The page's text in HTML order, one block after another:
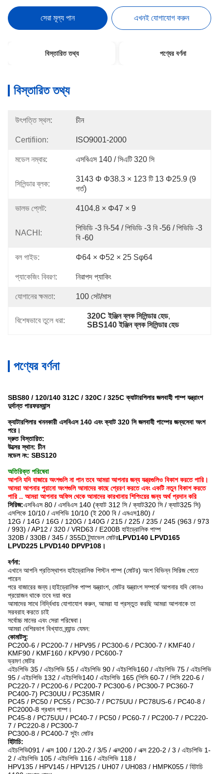
সেরা মূল্য পান এখনই যোগাযোগ করুন
বিস্তারিত তথ্য পণ্যের বর্ণনা
বিস্তারিত তথ্য
উৎপত্তি স্থল: চীন
Certifiion: ISO9001-2000
মডেল নম্বার: এসবিএস 140 / সিএটি 320 সি
সিলিন্ডার ব্লক:
3143 Φ Φ38.3 × 123 টি 13 Φ25.9 (9
গর্ত)
ভালভ প্লেট: 4104.8 × Φ47 × 9
NACHI:
পিভিডি -3 বি-54 / পিভিডি -3 বি -56 / পিভিডি -3
বি -60
বল গাইড: Φ64 × Φ52 × 25 Sφ64
প্যাকেজিং বিবরণ: নিরাপদ প্যাকিং
যোগানের ক্ষমতা: 100 সেট/মাস
বিশেষভাবে তুলে ধরা:
320C ইঞ্জিন ব্লক সিলিন্ডার হেড,
SBS140 ইঞ্জিন ব্লক সিলিন্ডার হেড
পণ্যের বর্ণনা
SBS80 / 120/140 312C / 320C / 325C ক্যাটারপিলার জলবাহী পাম্প যন্ত্রাংশ
দুর্দান্ত পারফরম্যান্স
ক্যাটারপিলার খননকারী এসবিএস 140 এবং ক্যাট 320 সি জলবাহী পাম্পের জন্যসেবা অংশ
পরে।
দ্রুত বিস্তারিত:
উত্সের স্থান: চীন
মডেল নং: SBS120
অতিরিক্ত পরিষেবা
আপনি যদি বাজারে অংশগুলি না পান তবে আমরা আপনার জন্য যন্ত্রগুলিও বিকাশ করতে পারি।
আমরা আপনার পুরানো অংশগুলি আমাদের কাছে প্রেরণ করতে এবং একটি নতুন বিকাশ করতে
পারি .. আমরা আপনার অফিস থেকে আমাদের কারখানায় শিপিংয়ের জন্য অর্থ প্রদান করি
সিরিজ:এসবিএস 80 / এসবিএস 140 (ক্যাট 312 সি / ক্যাট320 সি / ক্যাট325 সি)
এসপিকে 10/10 / এসপিভি 10/10 (ই 200 বি / এমএস180) /
12G / 14G / 16G / 120G / 140G / 215 / 225 / 235 / 245 (963 / 973
/ 993) / AP12 / 320 / VRD63 / E200B হাইড্রোলিক পাম্প
320B / 330B / 345 / 355D ট্র্যাভেল মোটরLPVD140 LPVD165
LPVD225 LPVD140 DPVP108।
বর্ণনা:
এখানে আপনি প্রতিস্থাপন হাইড্রোলিক পিস্টন পাম্প (মোটর) অংশ বিভিন্ন সিরিজ পেতে
পারেন
পরে বাজারের জন্য।হাইড্রোলিক পাম্প যন্ত্রাংশ, মোটর যন্ত্রাংশ সম্পর্কে আপনার যদি কোনও
প্রয়োজন থাকে তবে দয়া করে
আমাদের সাথে নির্দ্বিধায় যোগাযোগ করুন, আমরা যা প্রস্তুত করছি আমরা আপনাকে তা
সরবরাহ করতে চাই
সর্বোচ্চ মানের এবং সেরা পরিষেবা।
আমরা বেশিরভাগ বিখ্যাত ব্র্যান্ড যেমন:
কোমাটসু:
PC200-6 / PC200-7 / HPV95 / PC300-6 / PC300-7 / KMF40 /
KMF90 / KMF160 / KPV90 / PC600-7
ভ্রমণ মোটর
এইচপিভি 35 / এইচপিভি 55 / এইচপিভি 90 / এইচপিভি160 / এইচপিভি 75 / এইচপিভি
95 / এইচপিভি 132 / এইচপিভি140 / এইচপিভি 165 (পিসি 60-7 / পিসি 220-6 /
PC220-7 / PC200-6 / PC200-7 PC300-6 / PC300-7 PC360-7
PC400-7) PC30UU / PC35MR /
PC45 / PC50 / PC55 / PC30-7 / PC75UU / PC78US-6 / PC40-8 /
PC2000-8 প্রধান পাম্প।
PC45-8 / PC75UU / PC40-7 / PC50 / PC60-7 / PC200-7 / PC220-
7 / PC220-8 / PC300-7
PC300-8 / PC400-7 সুইং মোটর
হিটাচি:
এইচপিভি091 / এক্স 100 / 120-2 / 3/5 / এক্স200 / এক্স 220-2 / 3 / এইচপিভি 1-
2 / এইচপিভি 105 / এইচপিভি 116 / এইচপিভি 118 /
HPV135 / HPV145 / HPV125 / UH07 / UH083 / HMPK055 / হিটাচি